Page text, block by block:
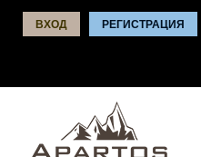
ВХОД РЕГИСТРАЦИЯ